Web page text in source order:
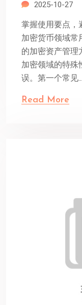
2025-10-27
掌握使用要点，
加密货币领域常
的加密资产管理
加密领域的特殊
误。第一个常见...
Read More